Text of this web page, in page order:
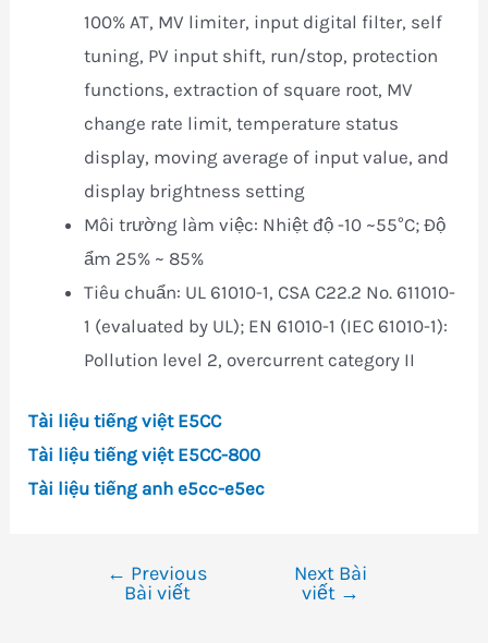
100% AT, MV limiter, input digital filter, self
tuning, PV input shift, run/stop, protection
functions, extraction of square root, MV
change rate limit, temperature status
display, moving average of input value, and
display brightness setting
Môi trường làm việc: Nhiệt độ -10 ~55°C; Độ
ẩm 25% ~ 85%
Tiêu chuẩn: UL 61010-1, CSA C22.2 No. 611010-
1 (evaluated by UL); EN 61010-1 (IEC 61010-1):
Pollution level 2, overcurrent category II
Tài liệu tiếng việt E5CC
Tài liệu tiếng việt E5CC-800
Tài liệu tiếng anh e5cc-e5ec
← Previous
Bài viết
Next Bài
viết →